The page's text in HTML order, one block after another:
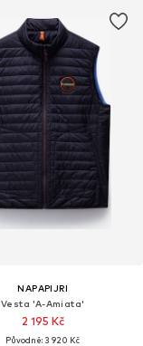
NAPAPIJRI
Vesta 'A-Amiata'
2 195 Kč
Původně: 3 920 Kč